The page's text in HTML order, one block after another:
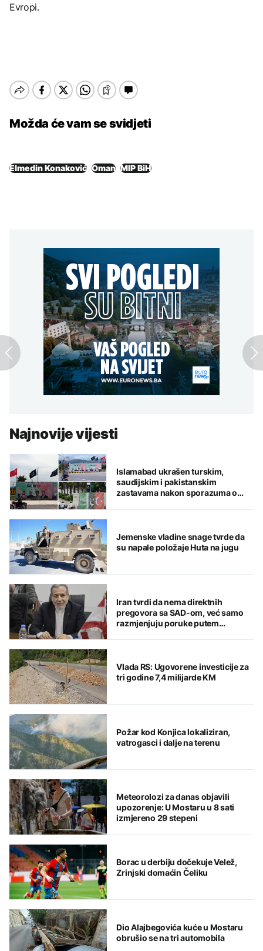
Evropi.
Možda će vam se svidjeti
Elmedin Konaković Oman MIP BiH
Najnovije vijesti
Islamabad ukrašen turskim,
saudijskim i pakistanskim
zastavama nakon sporazuma o
Jemenske vladine snage tvrde da
su napale položaje Huta na jugu
Iran tvrdi da nema direktnih
pregovora sa SAD-om, već samo
razmjenjuju poruke putem
Vlada RS: Ugovorene investicije za
tri godine 7,4 milijarde KM
Požar kod Konjica lokaliziran,
vatrogasci i dalje na terenu
Meteorolozi za danas objavili
upozorenje: U Mostaru u 8 sati
izmjereno 29 stepeni
Borac u derbiju dočekuje Velež,
Zrinjski domaćin Čeliku
Dio Alajbegovića kuće u Mostaru
obrušio se na tri automobila